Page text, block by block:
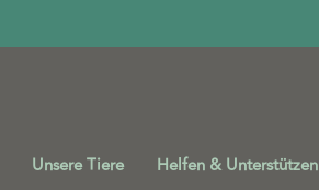
Unsere Tiere Helfen & Unterstützen